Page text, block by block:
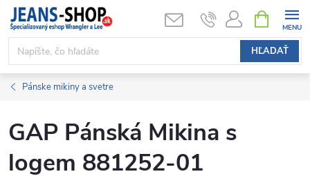
Prejsť
obsah
HĽADAŤ
KOŠÍK
Pánske mikiny a svetre
GAP Pánská Mikina s
logem 881252-01